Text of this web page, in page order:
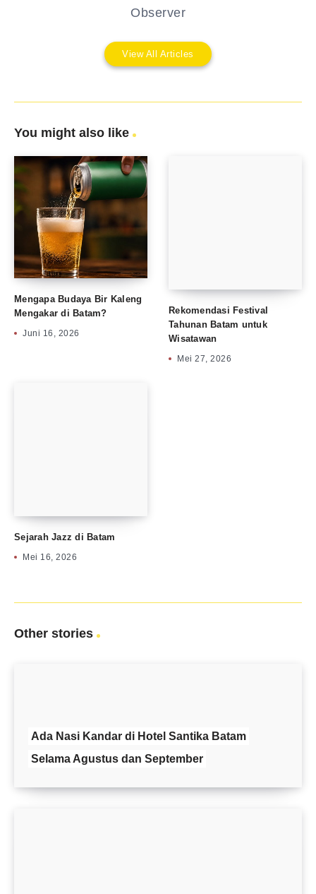
Observer
View All Articles
You might also like
Mengapa Budaya Bir Kaleng
Mengakar di Batam?
Juni 16, 2026
Rekomendasi Festival
Tahunan Batam untuk
Wisatawan
Mei 27, 2026
Sejarah Jazz di Batam
Mei 16, 2026
Other stories
Ada Nasi Kandar di Hotel Santika Batam
Selama Agustus dan September